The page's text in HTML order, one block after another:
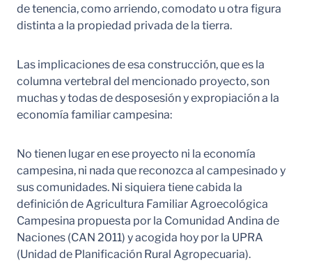
de tenencia, como arriendo, comodato u otra figura
distinta a la propiedad privada de la tierra.
Las implicaciones de esa construcción, que es la
columna vertebral del mencionado proyecto, son
muchas y todas de desposesión y expropiación a la
economía familiar campesina:
No tienen lugar en ese proyecto ni la economía
campesina, ni nada que reconozca al campesinado y
sus comunidades. Ni siquiera tiene cabida la
definición de Agricultura Familiar Agroecológica
Campesina propuesta por la Comunidad Andina de
Naciones (CAN 2011) y acogida hoy por la UPRA
(Unidad de Planificación Rural Agropecuaria).